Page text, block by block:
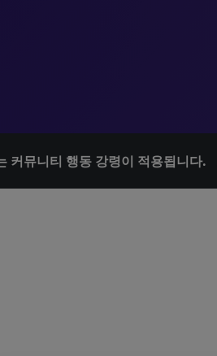
커뮤니티 행동 강령이 적용됩니다.